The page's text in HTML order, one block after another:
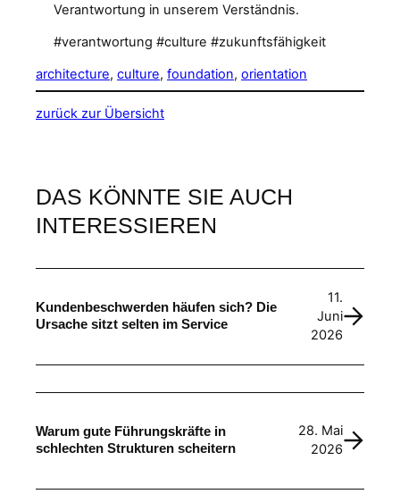
Verantwortung in unserem Verständnis.
#verantwortung #culture #zukunftsfähigkeit
architecture, culture, foundation, orientation
zurück zur Übersicht
DAS KÖNNTE SIE AUCH
INTERESSIEREN
Kundenbeschwerden häufen sich? Die
Ursache sitzt selten im Service
11.
Juni
2026
Warum gute Führungskräfte in
schlechten Strukturen scheitern
28. Mai
2026